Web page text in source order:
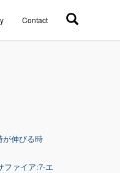
Contact
が伸びる時
ファイア:7-エ